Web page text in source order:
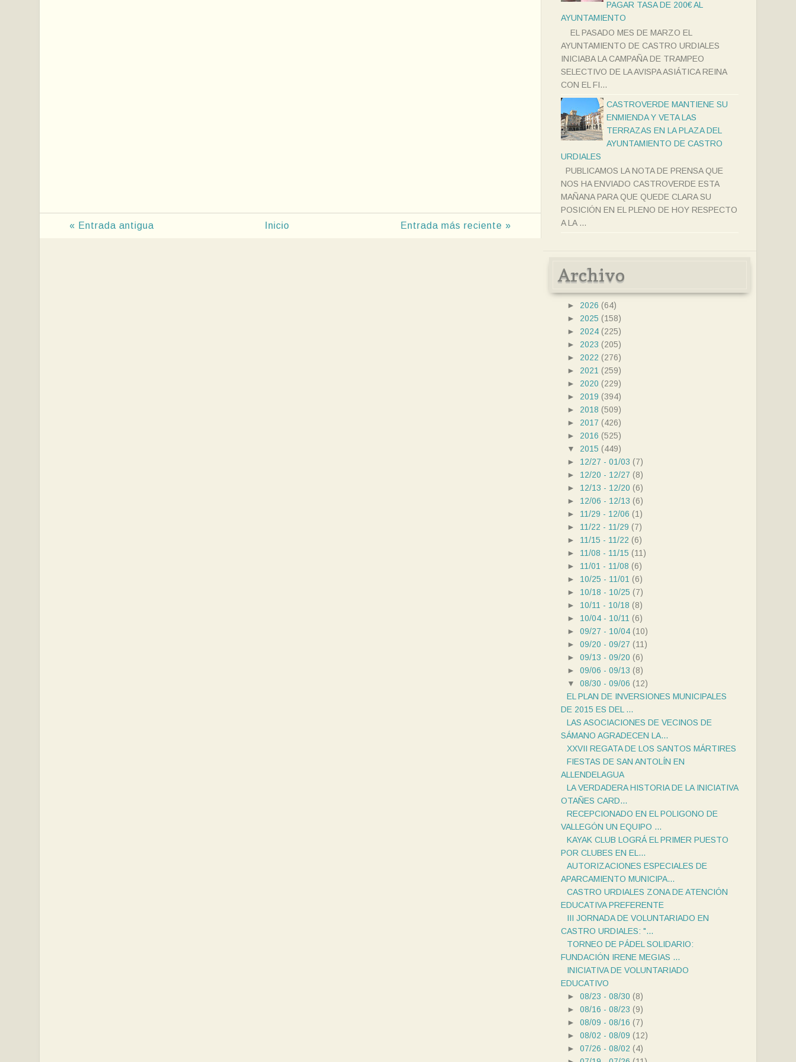
Entrada más reciente »
« Entrada antigua Inicio
PAGAR TASA DE 200€ AL
AYUNTAMIENTO
EL PASADO MES DE MARZO EL
AYUNTAMIENTO DE CASTRO URDIALES
INICIABA LA CAMPAÑA DE TRAMPEO
SELECTIVO DE LA AVISPA ASIÁTICA REINA
CON EL FI...
CASTROVERDE MANTIENE SU
ENMIENDA Y VETA LAS
TERRAZAS EN LA PLAZA DEL
AYUNTAMIENTO DE CASTRO
URDIALES
PUBLICAMOS LA NOTA DE PRENSA QUE
NOS HA ENVIADO CASTROVERDE ESTA
MAÑANA PARA QUE QUEDE CLARA SU
POSICIÓN EN EL PLENO DE HOY RESPECTO
A LA ...
Archivo
► 2026 (64)
► 2025 (158)
► 2024 (225)
► 2023 (205)
► 2022 (276)
► 2021 (259)
► 2020 (229)
► 2019 (394)
► 2018 (509)
► 2017 (426)
► 2016 (525)
▼
2015 (449)
► 12/27 - 01/03 (7)
► 12/20 - 12/27 (8)
► 12/13 - 12/20 (6)
► 12/06 - 12/13 (6)
► 11/29 - 12/06 (1)
► 11/22 - 11/29 (7)
► 11/15 - 11/22 (6)
► 11/08 - 11/15 (11)
► 11/01 - 11/08 (6)
► 10/25 - 11/01 (6)
► 10/18 - 10/25 (7)
► 10/11 - 10/18 (8)
► 10/04 - 10/11 (6)
► 09/27 - 10/04 (10)
► 09/20 - 09/27 (11)
► 09/13 - 09/20 (6)
► 09/06 - 09/13 (8)
▼
08/30 - 09/06 (12)
EL PLAN DE INVERSIONES MUNICIPALES
DE 2015 ES DEL ...
LAS ASOCIACIONES DE VECINOS DE
SÁMANO AGRADECEN LA...
XXVII REGATA DE LOS SANTOS MÁRTIRES
FIESTAS DE SAN ANTOLÍN EN
ALLENDELAGUA
LA VERDADERA HISTORIA DE LA INICIATIVA
OTAÑES CARD...
RECEPCIONADO EN EL POLIGONO DE
VALLEGÓN UN EQUIPO ...
KAYAK CLUB LOGRÁ EL PRIMER PUESTO
POR CLUBES EN EL...
AUTORIZACIONES ESPECIALES DE
APARCAMIENTO MUNICIPA...
CASTRO URDIALES ZONA DE ATENCIÓN
EDUCATIVA PREFERENTE
III JORNADA DE VOLUNTARIADO EN
CASTRO URDIALES: "...
TORNEO DE PÁDEL SOLIDARIO:
FUNDACIÓN IRENE MEGIAS ...
INICIATIVA DE VOLUNTARIADO
EDUCATIVO
► 08/23 - 08/30 (8)
► 08/16 - 08/23 (9)
► 08/09 - 08/16 (7)
► 08/02 - 08/09 (12)
► 07/26 - 08/02 (4)